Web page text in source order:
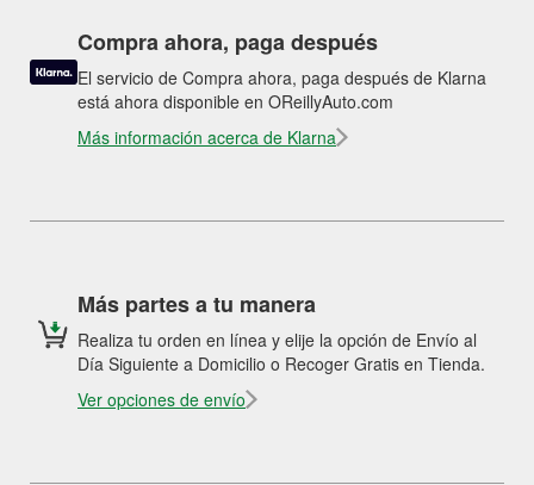
Compra ahora, paga después
El servicio de Compra ahora, paga después de Klarna
está ahora disponible en OReillyAuto.com
Más información acerca de Klarna
Más partes a tu manera
Realiza tu orden en línea y elije la opción de Envío al
Día Siguiente a Domicilio o Recoger Gratis en Tienda.
Ver opciones de envío